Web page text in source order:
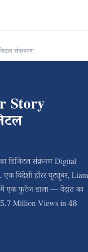
संक्रमण
Story
डिजिटल संक्रमण Digital
विदेशी हॉरर यूट्यूबर, Liam
एक फुटेज डाला — वेदांत का
5.7 Million Views in 48